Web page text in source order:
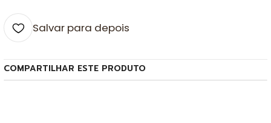
Salvar para depois
COMPARTILHAR ESTE PRODUTO